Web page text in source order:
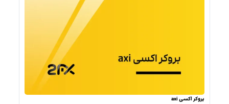
بروکر اکسی axi